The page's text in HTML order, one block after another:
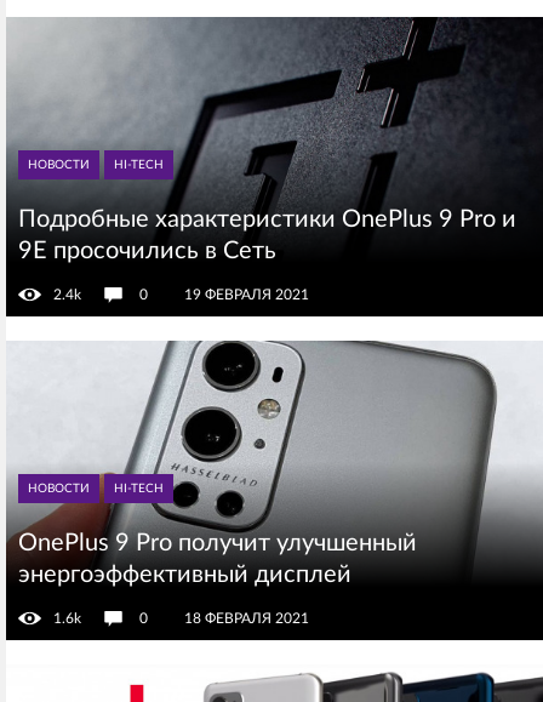
НОВОСТИ HI-TECH
Подробные характеристики OnePlus 9 Pro и
9E просочились в Сеть
2.4k 0 19 ФЕВРАЛЯ 2021
НОВОСТИ HI-TECH
OnePlus 9 Pro получит улучшенный
энергоэффективный дисплей
1.6k 0 18 ФЕВРАЛЯ 2021